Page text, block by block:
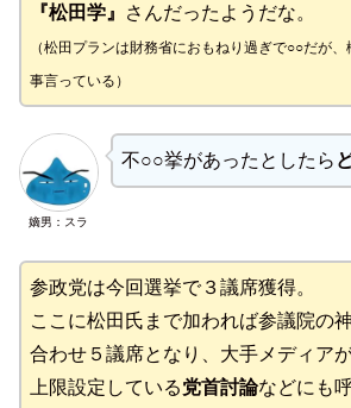
『松田学』
さんだったようだな。
（松田プランは財務省におもねり過ぎで○○だが、
事言っている）
嫡男：スラ
不○○挙があったとしたら
参政党は今回選挙で３議席獲得。
ここに松田氏まで加われば参議院の
合わせ５議席となり、大手メディア
上限設定している党首討論などにも